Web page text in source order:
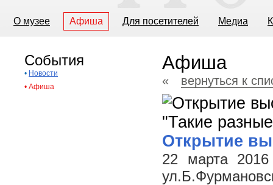
О музее Афиша Для посетителей Медиа
События
• Новости
• Афиша
Афиша
« вернуться к
Открытие
22 марта